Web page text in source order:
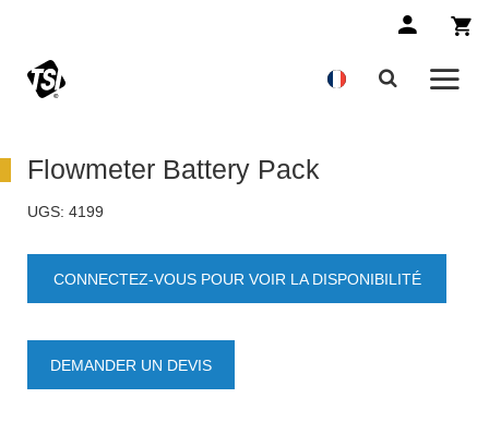
Flowmeter Battery Pack
UGS: 4199
CONNECTEZ-VOUS POUR VOIR LA DISPONIBILITÉ
DEMANDER UN DEVIS